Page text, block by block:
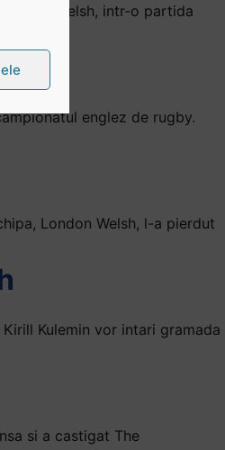
Welsh, intr-o partida
englez de rugby.
London Welsh, l-a pierdut
Kulemin vor intari gramada
si a castigat The